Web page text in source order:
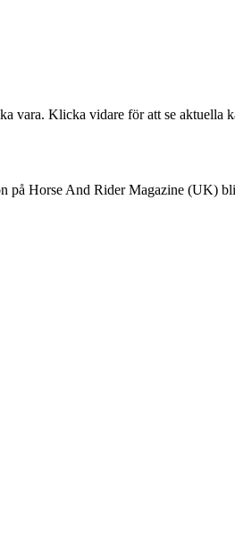
vara. Klicka vidare för att se aktuella
Horse And Rider Magazine (UK)